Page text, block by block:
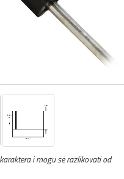
i mogu se razlikovati od